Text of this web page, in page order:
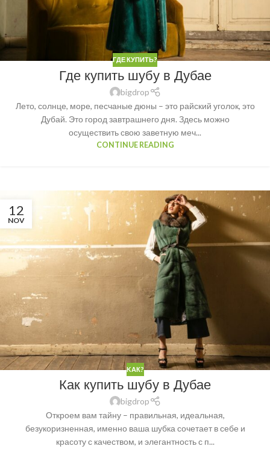
ГДЕ КУПИТЬ?
Где купить шубу в Дубае
bigdrop
Лето, солнце, море, песчаные дюны – это райский уголок, это
Дубай. Это город завтрашнего дня. Здесь можно
осуществить свою заветную меч...
CONTINUE READING
12
NOV
KАК?
Как купить шубу в Дубае
bigdrop
Откроем вам тайну – правильная, идеальная,
безукоризненная, именно ваша шубка сочетает в себе и
красоту с качеством, и элегантность с п...